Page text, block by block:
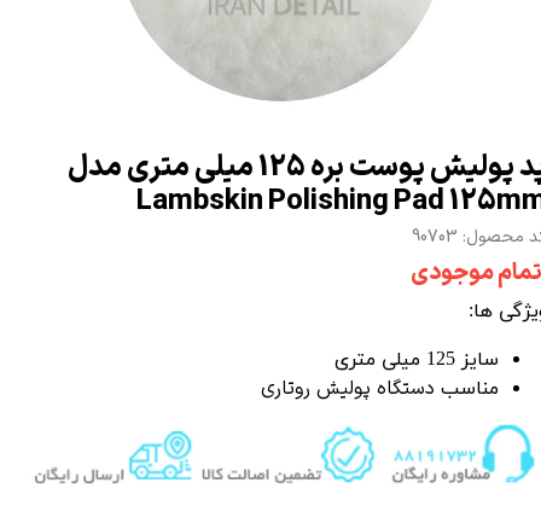
پد پولیش پوست بره 125 میلی متری مدل
Lambskin Polishing Pad
محصول: 90703
موجودی
ها:
سایز 125 میلی متری
مناسب دستگاه پولیش روتاری